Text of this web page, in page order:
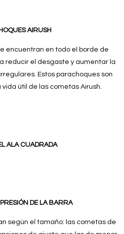
AIRUSH
encuentran en todo el borde de
reducir el desgaste y aumentar la
Estos parachoques son
útil de las cometas Airush.
ALA CUADRADA
DE LA BARRA
según el tamaño: las cometas de